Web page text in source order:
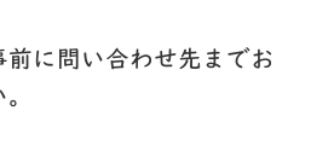
に問い合わせ先までお